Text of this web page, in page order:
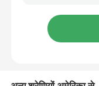
समग्र कपड़े